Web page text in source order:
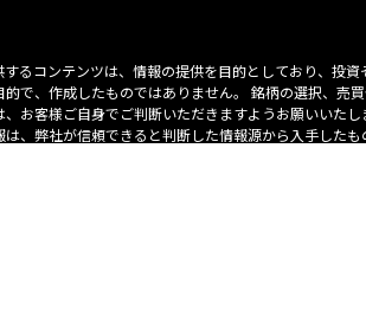
するコンテンツは、情報の提供を目的としており、投資
的で、作成したものではありません。 銘柄の選択、売
お客様ご自身でご判断いただきますようお願いいたし
は、弊社が信頼できると判断した情報源から入手したも